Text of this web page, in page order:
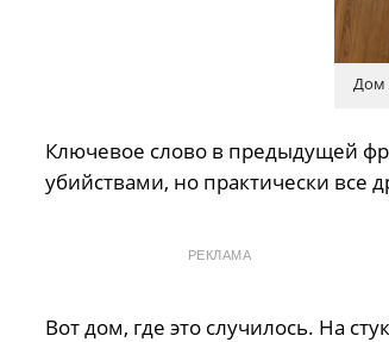
Дом
Ключевое слово в предыдущей
убийствами, но практически все
РЕКЛАМА
Вот дом, где это случилось. На